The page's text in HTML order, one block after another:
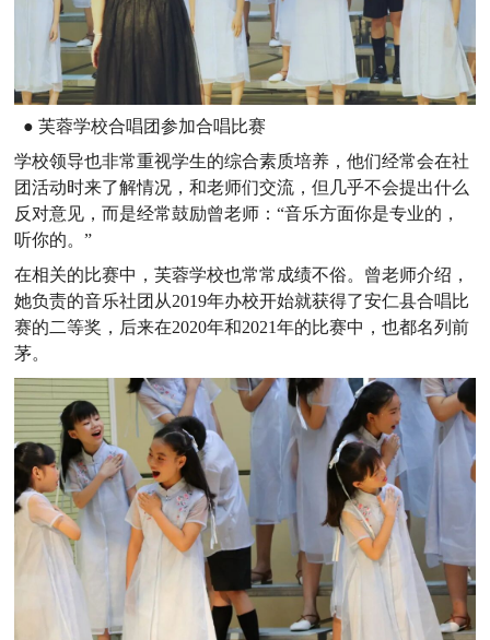
● 芙蓉学校合唱团参加合唱比赛
学校领导也非常重视学生的综合素质培养，他们经常会在社
团活动时来了解情况，和老师们交流，但几乎不会提出什么
反对意见，而是经常鼓励曾老师：“音乐方面你是专业的，
听你的。”
在相关的比赛中，芙蓉学校也常常成绩不俗。曾老师介绍，
她负责的音乐社团从2019年办校开始就获得了安仁县合唱比
赛的二等奖，后来在2020年和2021年的比赛中，也都名列前
茅。